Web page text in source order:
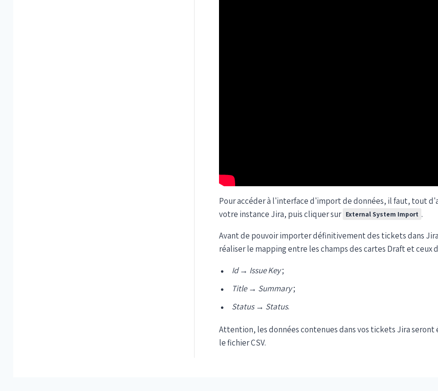
Pour accéder à l'interface d'import de données, il faut, tout
votre instance Jira, puis cliquer sur External System Import .
Avant de pouvoir importer définitivement des tickets dans
réaliser le mapping entre les champs des cartes Draft et ceux
Id→ Issue Key;
Title→ Summary;
Status→ Status.
Attention, les données contenues dans vos tickets Jira seront
le fichier CSV.